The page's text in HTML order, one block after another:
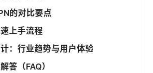
的对比要点
上手流程
：行业趋势与用户体验
答（FAQ）